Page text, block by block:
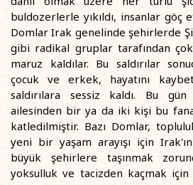
buldozerlerle yıkıldı, insanlar göç
Domlar Irak genelinde şehirlerde
gibi radikal gruplar tarafından çok
maruz kaldılar. Bu saldırılar
çocuk ve erkek, hayatını
saldırılara sessiz kaldı. Bu
ailesinden bir ya da iki kişi bu
katledilmiştir. Bazı Domlar,
yeni bir yaşam arayışı için
büyük şehirlere taşınmak
yoksulluk ve tacizden kaçmak